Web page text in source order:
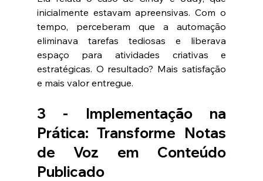
inicialmente estavam apreensivas. Com o
tempo, perceberam que a automação
eliminava tarefas tediosas e liberava
espaço para atividades criativas e
estratégicas. O resultado? Mais satisfação
e mais valor entregue.
3 - Implementação na
Prática: Transforme Notas
de Voz em Conteúdo
Publicado